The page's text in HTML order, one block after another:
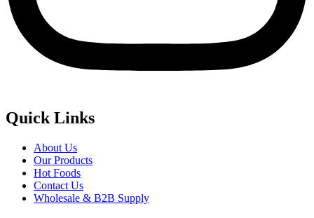
Quick Links
About Us
Our Products
Hot Foods
Contact Us
Wholesale & B2B Supply